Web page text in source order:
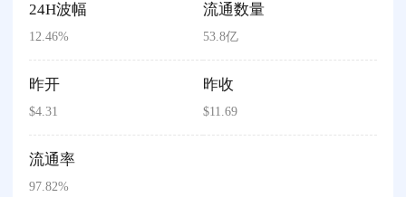
24H波幅
12.46%
流通数量
53.8亿
昨开
$4.31
昨收
$11.69
流通率
97.82%